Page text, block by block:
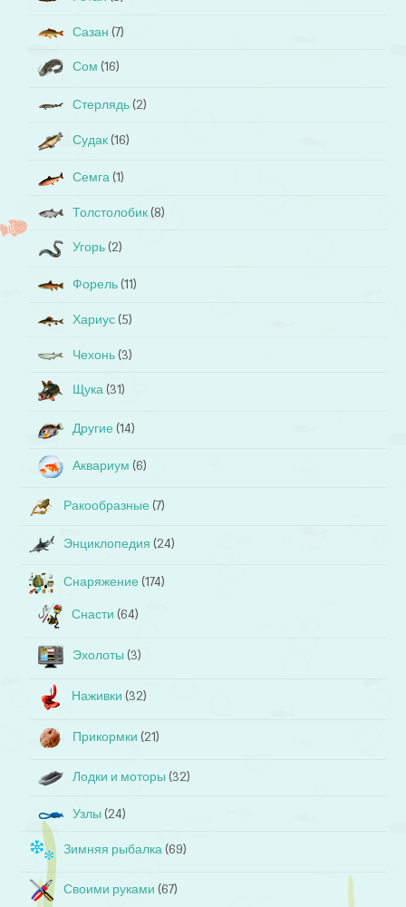
Сазан (7)
Сом (16)
Стерлядь (2)
Судак (16)
Семга (1)
Толстолобик (8)
Угорь (2)
Форель (11)
Хариус (5)
Чехонь (3)
Щука (31)
Другие (14)
Аквариум (6)
Ракообразные (7)
Энциклопедия (24)
Снаряжение (174)
Снасти (64)
Эхолоты (3)
Наживки (32)
Прикормки (21)
Лодки и моторы (32)
Узлы (24)
Зимняя рыбалка (69)
Своими руками (67)